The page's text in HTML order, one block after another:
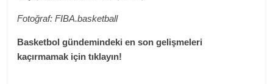
Fotoğraf: FIBA.basketball
Basketbol gündemindeki en son gelişmeleri
kaçırmamak için tıklayın!